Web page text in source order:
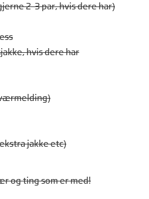
2-3 par, hvis dere har)
hvis dere har
jakke etc)
og ting som er med!